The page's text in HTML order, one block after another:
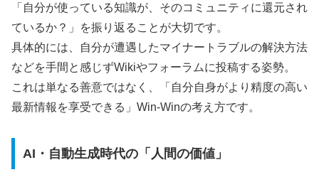
「自分が使っている知識が、そのコミュニティに還元され
ているか？」を振り返ることが大切です。
具体的には、自分が遭遇したマイナートラブルの解決方法
などを手間と感じずWikiやフォーラムに投稿する姿勢。
これは単なる善意ではなく、「自分自身がより精度の高い
最新情報を享受できる」Win-Winの考え方です。
AI・自動生成時代の「人間の価値」